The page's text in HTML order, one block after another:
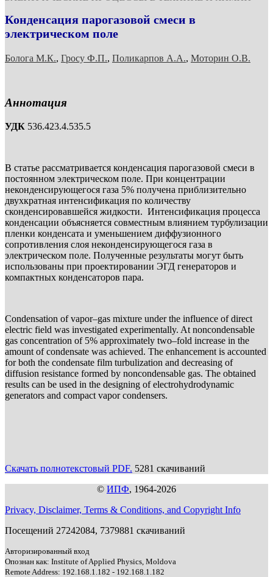
Конденсация парогазовой смеси в
электрическом поле
Болога М.К., Гросу Ф.П., Поликарпов А.А., Моторин О.В.
Аннотация
УДК 536.423.4.535.5
В статье рассматривается конденсация парогазовой смеси в
постоянном электрическом поле. При концентрации
неконденсирующегося газа 5% получена приблизительно
двухкратная интенсификация по количеству
сконденсировавшейся жидкости. Интенсификация процесса
конденсации объясняется совместным влиянием турбулизации
пленки конденсата и уменьшением диффузионного
сопротивления слоя неконденсирующегося газа в
электрическом поле. Полученные результаты могут быть
использованы при проектировании ЭГД генераторов и
компактных конденсаторов пара.
Condensation of vapor–gas mixture under the influence of direct
electric field was investigated experimentally. At noncondensable
gas concentration of 5% approximately two–fold increase in the
amount of condensate was achieved. The enhancement is accounted
for both the condensate film turbulization and decreasing of
diffusion resistance formed by noncondensable gas. The obtained
results can be used in the designing of electrohydrodynamic
generators and compact vapor condensers.
Скачать полнотекстовый PDF. 5281 скачиваний
© ИПФ, 1964-2026
Privacy, Disclaimer, Terms & Conditions, and Copyright Info
Посещений 27242084, 7379881 скачиваний
Авторизированный вход
Опознан как: Institute of Applied Physics, Moldova
Remote Address: 192.168.1.182 - 192.168.1.182